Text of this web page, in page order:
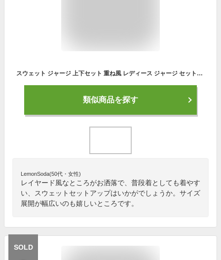
スウェット ジャージ 上下セット 重ね風 レディース ジャージ セットアップ 女の子 おしゃれ 着痩せ 上下 スウェット 長袖 大きいサイズ カジュアル スポーツウェア ジム ルームウェア 部屋着 ゆったり 普段着 運動着 通学 旅行 散歩
類似商品を探す
LemonSoda(50代・女性)
レイヤード風なところがお洒落で、普段着としても着やす
い、スウェットセットアップはいかがでしょうか。サイズ
展開が幅広いのも嬉しいところです。
SOLD